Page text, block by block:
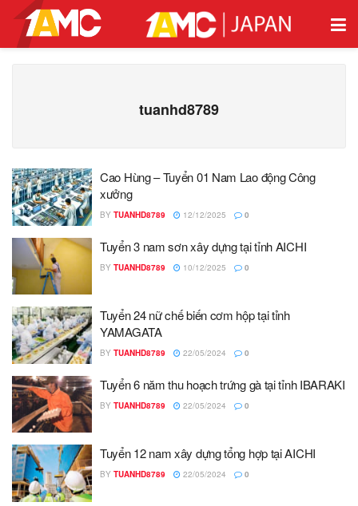
tuanhd8789
Cao Hùng – Tuyển 01 Nam Lao động Công
xưởng
BY TUANHD8789 12/12/2025 0
Tuyển 3 nam sơn xây dựng tại tỉnh AICHI
BY TUANHD8789 10/12/2025 0
Tuyển 24 nữ chế biến cơm hộp tại tỉnh
YAMAGATA
BY TUANHD8789 22/05/2024 0
Tuyển 6 năm thu hoạch trứng gà tại tỉnh IBARAKI
BY TUANHD8789 22/05/2024 0
Tuyển 12 nam xây dựng tổng hợp tại AICHI
BY TUANHD8789 22/05/2024 0